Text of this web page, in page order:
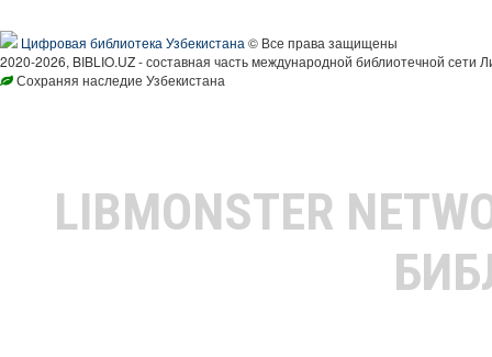
Цифровая библиотека Узбекистана © Все права защищены
2020-2026, BIBLIO.UZ - составная часть международной библиотечной сети
Сохраняя наследие Узбекистана
LIBMONSTER